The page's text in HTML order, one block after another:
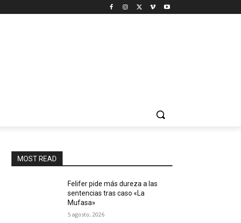
MOST READ
Felifer pide más dureza a las
sentencias tras caso «La
Mufasa»
5 agosto, 2026